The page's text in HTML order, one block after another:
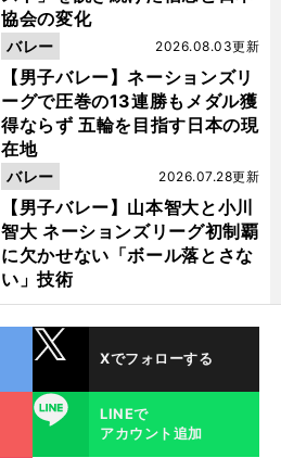
協会の変化
【男子バレー】ネーションズリ
ーグで圧巻の13連勝もメダル獲
得ならず 五輪を目指す日本の現
在地
2026.08.03更新
バレー
【男子バレー】山本智大と小川
智大 ネーションズリーグ初制覇
に欠かせない「ボール落とさな
い」技術
2026.07.28更新
バレー
Xでフォローする
LINE
LINEで
アカウント追加